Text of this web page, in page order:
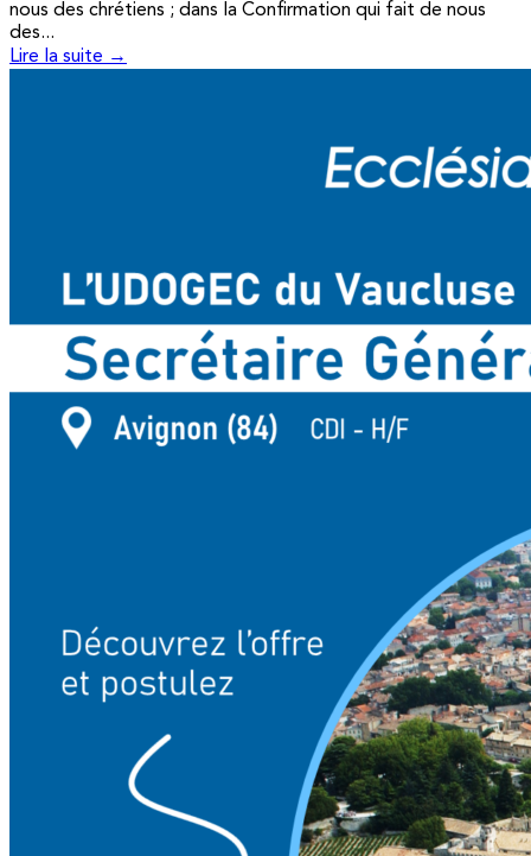
nous des chrétiens ; dans la Confirmation qui fait de nous
des...
Lire la suite →